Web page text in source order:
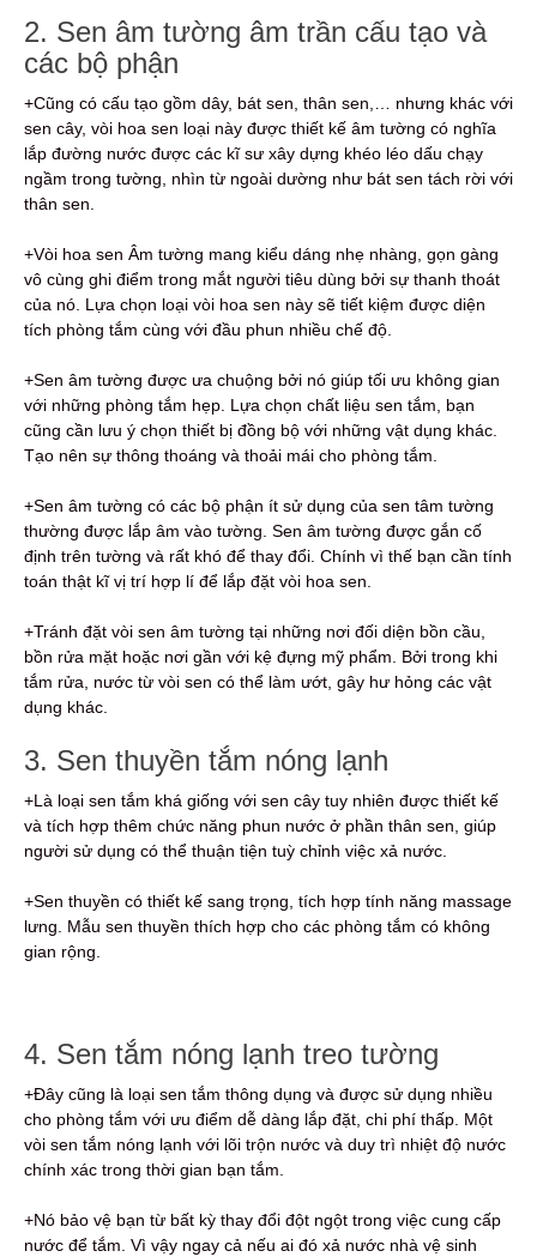
2. Sen âm tường âm trần cấu tạo và
các bộ phận
+Cũng có cấu tạo gồm dây, bát sen, thân sen,… nhưng khác với
sen cây, vòi hoa sen loại này được thiết kế âm tường có nghĩa
lắp đường nước được các kĩ sư xây dựng khéo léo dấu chạy
ngầm trong tường, nhìn từ ngoài dường như bát sen tách rời với
thân sen.
+Vòi hoa sen Âm tường mang kiểu dáng nhẹ nhàng, gọn gàng
vô cùng ghi điểm trong mắt người tiêu dùng bởi sự thanh thoát
của nó. Lựa chọn loại vòi hoa sen này sẽ tiết kiệm được diện
tích phòng tắm cùng với đầu phun nhiều chế độ.
+Sen âm tường được ưa chuộng bởi nó giúp tối ưu không gian
với những phòng tắm hẹp. Lựa chọn chất liệu sen tắm, bạn
cũng cần lưu ý chọn thiết bị đồng bộ với những vật dụng khác.
Tạo nên sự thông thoáng và thoải mái cho phòng tắm.
+Sen âm tường có các bộ phận ít sử dụng của sen tâm tường
thường được lắp âm vào tường. Sen âm tường được gắn cố
định trên tường và rất khó để thay đổi. Chính vì thế bạn cần tính
toán thật kĩ vị trí hợp lí để lắp đặt vòi hoa sen.
+Tránh đặt vòi sen âm tường tại những nơi đối diện bồn cầu,
bồn rửa mặt hoặc nơi gần với kệ đựng mỹ phẩm. Bởi trong khi
tắm rửa, nước từ vòi sen có thể làm ướt, gây hư hỏng các vật
dụng khác.
3. Sen thuyền tắm nóng lạnh
+Là loại sen tắm khá giống với sen cây tuy nhiên được thiết kế
và tích hợp thêm chức năng phun nước ở phần thân sen, giúp
người sử dụng có thể thuận tiện tuỳ chỉnh việc xả nước.
+Sen thuyền có thiết kế sang trọng, tích hợp tính năng massage
lưng. Mẫu sen thuyền thích hợp cho các phòng tắm có không
gian rộng.
4. Sen tắm nóng lạnh treo tường
+Đây cũng là loại sen tắm thông dụng và được sử dụng nhiều
cho phòng tắm với ưu điểm dễ dàng lắp đặt, chi phí thấp. Một
vòi sen tắm nóng lạnh với lõi trộn nước và duy trì nhiệt độ nước
chính xác trong thời gian bạn tắm.
+Nó bảo vệ bạn từ bất kỳ thay đổi đột ngột trong việc cung cấp
nước để tắm. Vì vậy ngay cả nếu ai đó xả nước nhà vệ sinh